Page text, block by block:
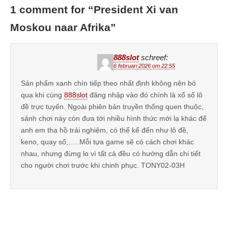
1 comment for “President Xi van
Moskou naar Afrika”
888slot schreef:
6 februari 2026 om 22:55
Sản phẩm xanh chín tiếp theo nhất định không nên bỏ
qua khi cùng 888slot đăng nhập vào đó chính là xổ số lô
đề trực tuyến. Ngoài phiên bản truyền thống quen thuộc,
sảnh chơi này còn đưa tới nhiều hình thức mới lạ khác để
anh em tha hồ trải nghiệm, có thể kể đến như lô đề,
keno, quay số,…..Mỗi tựa game sẽ có cách chơi khác
nhau, nhưng đừng lo vì tất cả đều có hướng dẫn chi tiết
cho người chơi trước khi chinh phục. TONY02-03H